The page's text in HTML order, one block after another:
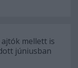
ajtók mellett is
júniusban